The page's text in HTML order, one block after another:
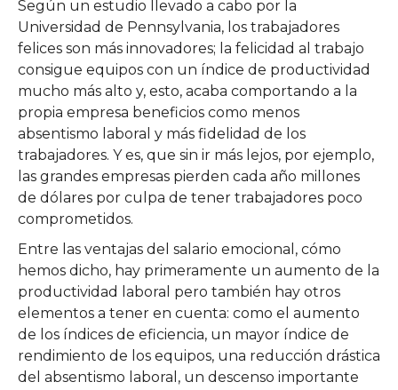
Según un estudio llevado a cabo por la
Universidad de Pennsylvania, los trabajadores
felices son más innovadores; la felicidad al trabajo
consigue equipos con un índice de productividad
mucho más alto y, esto, acaba comportando a la
propia empresa beneficios como menos
absentismo laboral y más fidelidad de los
trabajadores. Y es, que sin ir más lejos, por ejemplo,
las grandes empresas pierden cada año millones
de dólares por culpa de tener trabajadores poco
comprometidos.
Entre las ventajas del salario emocional, cómo
hemos dicho, hay primeramente un aumento de la
productividad laboral pero también hay otros
elementos a tener en cuenta: como el aumento
de los índices de eficiencia, un mayor índice de
rendimiento de los equipos, una reducción drástica
del absentismo laboral, un descenso importante